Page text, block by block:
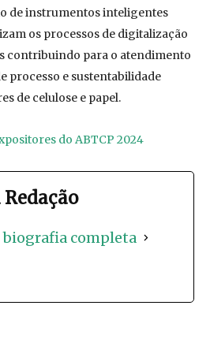
de instrumentos inteligentes
os processos de digitalização
contribuindo para o atendimento
processo e sustentabilidade
de celulose e papel.
do ABTCP 2024
Redação
biografia completa